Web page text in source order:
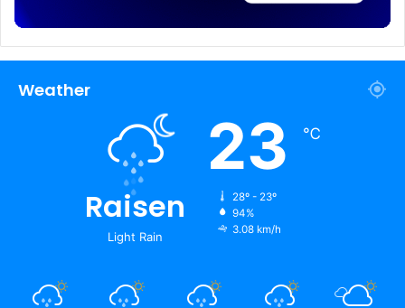
Weather
Raisen
Light Rain
23 ℃
28º - 23º
94%
3.08 km/h